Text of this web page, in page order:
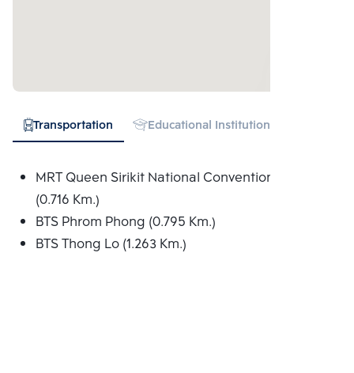
Transportation Educational Institution
MRT Queen Sirikit National Convention Centre
(0.716 Km.)
BTS Phrom Phong (0.795 Km.)
BTS Thong Lo (1.263 Km.)